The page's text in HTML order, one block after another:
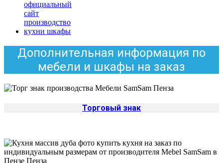
Дополнительная информация по
мебели и шкафы на заказ
Торговый знак